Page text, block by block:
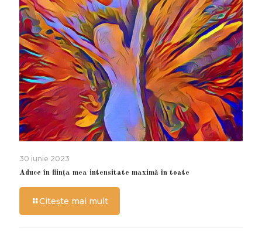
30 iunie 2023
Aduce în ființa mea intensitate maximă în toate
Citește mai mult